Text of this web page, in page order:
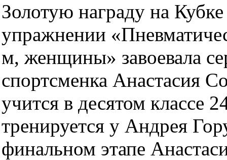
Золотую награду на
упражнении
м, женщины» завоевала
спортсменка Анастасия
учится в десятом классе
тренируется у Андрея
финальном этапе